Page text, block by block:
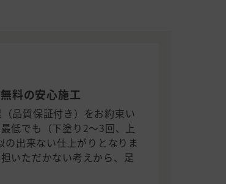
料の安心施工
品質保証付き）をお約束い
低でも（下塗り2～3回、上
出来ない仕上がりとなりま
いただかない考えから、足